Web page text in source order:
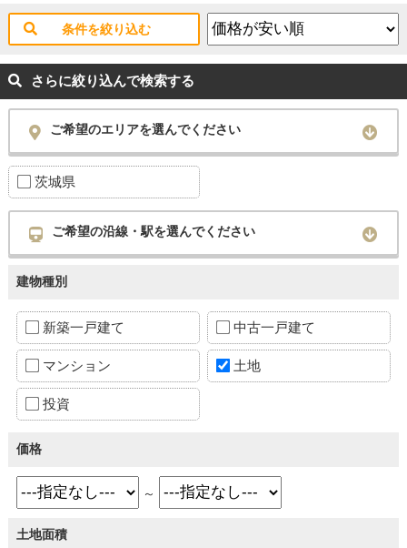
条件を絞り込む
さらに絞り込んで検索する
ご希望のエリアを選んでください
茨城県
ご希望の沿線・駅を選んでください
建物種別
新築一戸建て 中古一戸建て
マンション 土地
投資
価格
～
土地面積